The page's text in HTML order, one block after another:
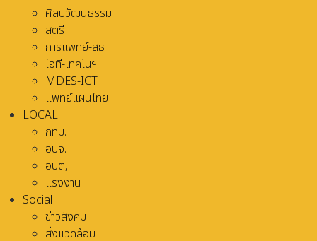
ศิลปวัฒนธรรม
สตรี
การแพทย์-สธ
ไอที-เทคโนฯ
MDES-ICT
แพทย์แผนไทย
LOCAL
กทม.
อบจ.
อบต,
แรงงาน
Social
ข่าวสังคม
สิ่งแวดล้อม